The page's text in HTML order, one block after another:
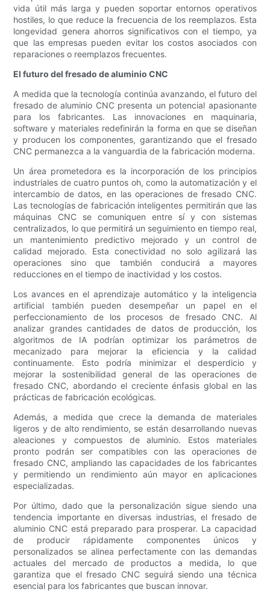
vida útil más larga y pueden soportar entornos operativos
hostiles, lo que reduce la frecuencia de los reemplazos. Esta
longevidad genera ahorros significativos con el tiempo, ya
que las empresas pueden evitar los costos asociados con
reparaciones o reemplazos frecuentes.
El futuro del fresado de aluminio CNC
A medida que la tecnología continúa avanzando, el futuro del
fresado de aluminio CNC presenta un potencial apasionante
para los fabricantes. Las innovaciones en maquinaria,
software y materiales redefinirán la forma en que se diseñan
y producen los componentes, garantizando que el fresado
CNC permanezca a la vanguardia de la fabricación moderna.
Un área prometedora es la incorporación de los principios
industriales de cuatro puntos oh, como la automatización y el
intercambio de datos, en las operaciones de fresado CNC.
Las tecnologías de fabricación inteligentes permitirán que las
máquinas CNC se comuniquen entre sí y con sistemas
centralizados, lo que permitirá un seguimiento en tiempo real,
un mantenimiento predictivo mejorado y un control de
calidad mejorado. Esta conectividad no solo agilizará las
operaciones sino que también conducirá a mayores
reducciones en el tiempo de inactividad y los costos.
Los avances en el aprendizaje automático y la inteligencia
artificial también pueden desempeñar un papel en el
perfeccionamiento de los procesos de fresado CNC. Al
analizar grandes cantidades de datos de producción, los
algoritmos de IA podrían optimizar los parámetros de
mecanizado para mejorar la eficiencia y la calidad
continuamente. Esto podría minimizar el desperdicio y
mejorar la sostenibilidad general de las operaciones de
fresado CNC, abordando el creciente énfasis global en las
prácticas de fabricación ecológicas.
Además, a medida que crece la demanda de materiales
ligeros y de alto rendimiento, se están desarrollando nuevas
aleaciones y compuestos de aluminio. Estos materiales
pronto podrán ser compatibles con las operaciones de
fresado CNC, ampliando las capacidades de los fabricantes
y permitiendo un rendimiento aún mayor en aplicaciones
especializadas.
Por último, dado que la personalización sigue siendo una
tendencia importante en diversas industrias, el fresado de
aluminio CNC está preparado para prosperar. La capacidad
de producir rápidamente componentes únicos y
personalizados se alinea perfectamente con las demandas
actuales del mercado de productos a medida, lo que
garantiza que el fresado CNC seguirá siendo una técnica
esencial para los fabricantes que buscan innovar.